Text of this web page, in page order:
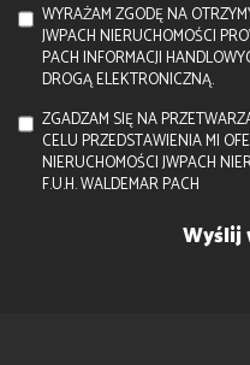
WYRAŻAM ZGODĘ NA
JWPACH NIERUCHOMOŚCI
PACH INFORMACJI
DROGĄ ELEKTRONICZNĄ.
ZGADZAM SIĘ NA
CELU PRZEDSTAWIENIA MI
NIERUCHOMOŚCI JWPACH
F.U.H. WALDEMAR PACH